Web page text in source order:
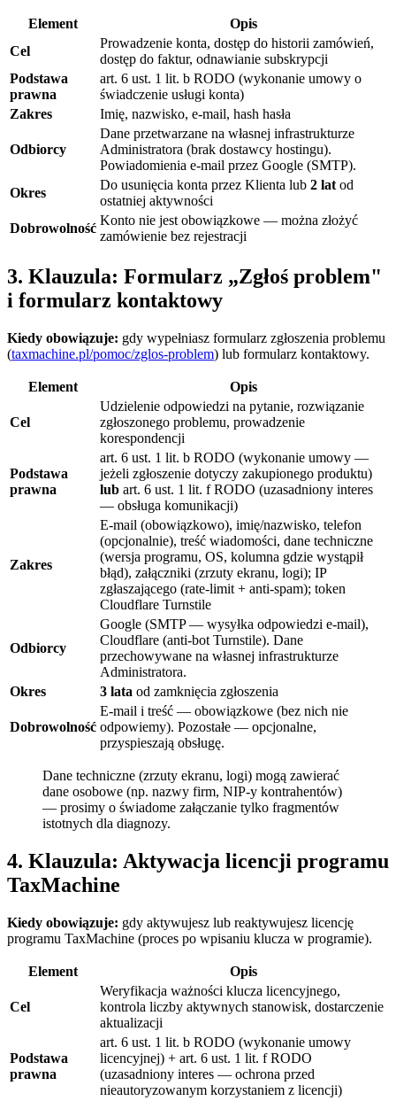
Element
Opis
Cel
Prowadzenie konta, dostęp do historii zamówień,
dostęp do faktur, odnawianie subskrypcji
Podstawa
prawna
art. 6 ust. 1 lit. b RODO (wykonanie umowy o
świadczenie usługi konta)
Zakres
Imię, nazwisko, e-mail, hash hasła
Odbiorcy
Dane przetwarzane na własnej infrastrukturze
Administratora (brak dostawcy hostingu).
Powiadomienia e-mail przez Google (SMTP).
Okres
Do usunięcia konta przez Klienta lub 2 lat od
ostatniej aktywności
Dobrowolność
Konto nie jest obowiązkowe — można złożyć
zamówienie bez rejestracji
3. Klauzula: Formularz „Zgłoś problem"
i formularz kontaktowy
Kiedy obowiązuje: gdy wypełniasz formularz zgłoszenia problemu
(taxmachine.pl/pomoc/zglos-problem) lub formularz kontaktowy.
Element Opis
Cel
Udzielenie odpowiedzi na pytanie, rozwiązanie
zgłoszonego problemu, prowadzenie
korespondencji
Podstawa
prawna
art. 6 ust. 1 lit. b RODO (wykonanie umowy —
jeżeli zgłoszenie dotyczy zakupionego produktu)
lub art. 6 ust. 1 lit. f RODO (uzasadniony interes
— obsługa komunikacji)
Zakres
E-mail (obowiązkowo), imię/nazwisko, telefon
(opcjonalnie), treść wiadomości, dane techniczne
(wersja programu, OS, kolumna gdzie wystąpił
błąd), załączniki (zrzuty ekranu, logi); IP
zgłaszającego (rate-limit + anti-spam); token
Cloudflare Turnstile
Odbiorcy
Google (SMTP — wysyłka odpowiedzi e-mail),
Cloudflare (anti-bot Turnstile). Dane
przechowywane na własnej infrastrukturze
Administratora.
Okres
3 lata od zamknięcia zgłoszenia
Dobrowolność
E-mail i treść — obowiązkowe (bez nich nie
odpowiemy). Pozostałe — opcjonalne,
przyspieszają obsługę.
Dane techniczne (zrzuty ekranu, logi) mogą zawierać
dane osobowe (np. nazwy firm, NIP-y kontrahentów)
— prosimy o świadome załączanie tylko fragmentów
istotnych dla diagnozy.
4. Klauzula: Aktywacja licencji programu
TaxMachine
Kiedy obowiązuje: gdy aktywujesz lub reaktywujesz licencję
programu TaxMachine (proces po wpisaniu klucza w programie).
Element Opis
Cel
Weryfikacja ważności klucza licencyjnego,
kontrola liczby aktywnych stanowisk, dostarczenie
aktualizacji
Podstawa
prawna
art. 6 ust. 1 lit. b RODO (wykonanie umowy
licencyjnej) + art. 6 ust. 1 lit. f RODO
(uzasadniony interes — ochrona przed
nieautoryzowanym korzystaniem z licencji)